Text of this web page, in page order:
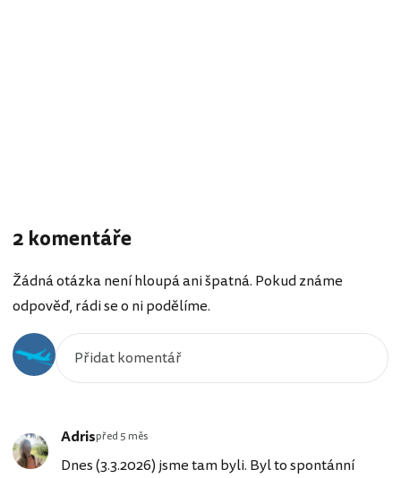
2 komentáře
Žádná otázka není hloupá ani špatná. Pokud známe
odpověď, rádi se o ni podělíme.
Adrispřed 5 měs
Dnes (3.3.2026) jsme tam byli. Byl to spontánní